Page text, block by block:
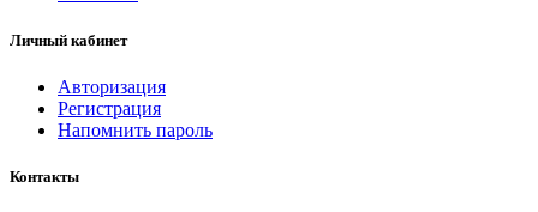
Личный кабинет
Авторизация
Регистрация
Напомнить пароль
Контакты